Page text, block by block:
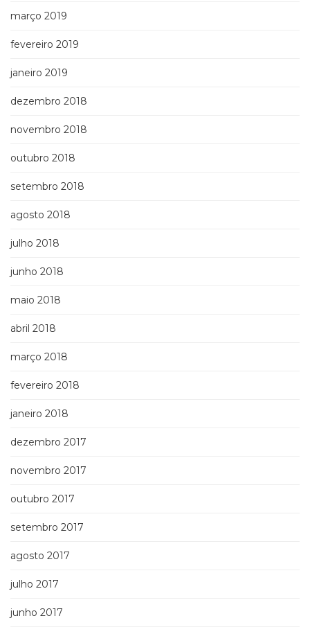
março 2019
fevereiro 2019
janeiro 2019
dezembro 2018
novembro 2018
outubro 2018
setembro 2018
agosto 2018
julho 2018
junho 2018
maio 2018
abril 2018
março 2018
fevereiro 2018
janeiro 2018
dezembro 2017
novembro 2017
outubro 2017
setembro 2017
agosto 2017
julho 2017
junho 2017